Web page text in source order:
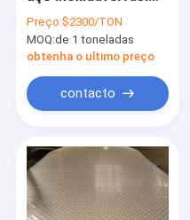
6mm para o trem do
avião
Preço:$2300/TON
MOQ:de 1 toneladas
obtenha o ultimo preço
contacto